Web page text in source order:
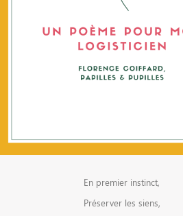
En premier instinct,
Préserver les siens,